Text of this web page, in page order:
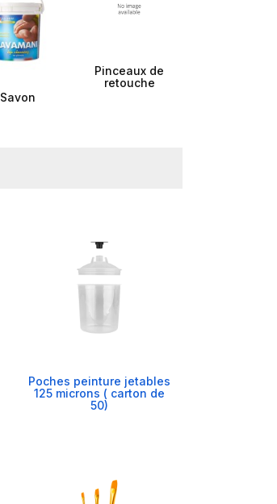
Savon
Pinceaux de
retouche
Poches peinture jetables
125 microns ( carton de
50)